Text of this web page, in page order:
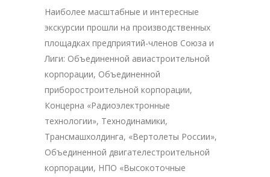
Наиболее масштабные и интересные
экскурсии прошли на производственных
площадках предприятий-членов Союза и
Лиги: Объединенной авиастроительной
корпорации, Объединенной
приборостроительной корпорации,
Концерна «Радиоэлектронные
технологии», Технодинамики,
Трансмашхолдинга, «Вертолеты России»,
Объединенной двигателестроительной
корпорации, НПО «Высокоточные